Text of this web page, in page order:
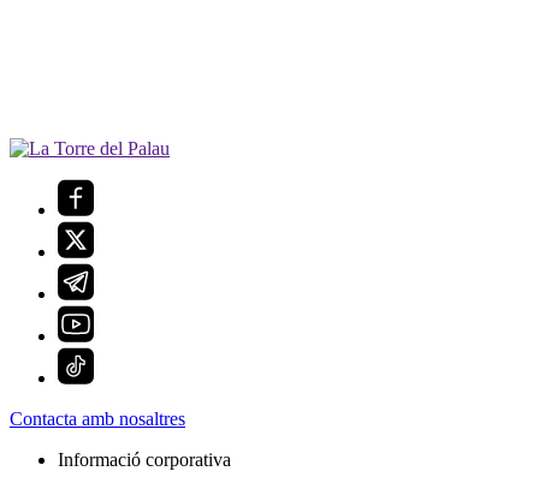
Contacta amb nosaltres
Informació corporativa